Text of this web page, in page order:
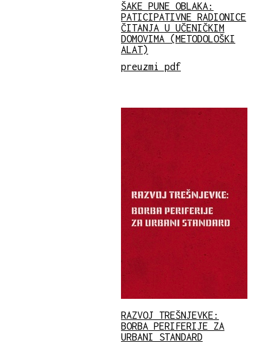
ŠAKE PUNE OBLAKA:
PATICIPATIVNE RADIONICE
ČITANJA U UČENIČKIM
DOMOVIMA (METODOLOŠKI
ALAT)
preuzmi pdf
RAZVOJ TREŠNJEVKE:
BORBA PERIFERIJE ZA
URBANI STANDARD